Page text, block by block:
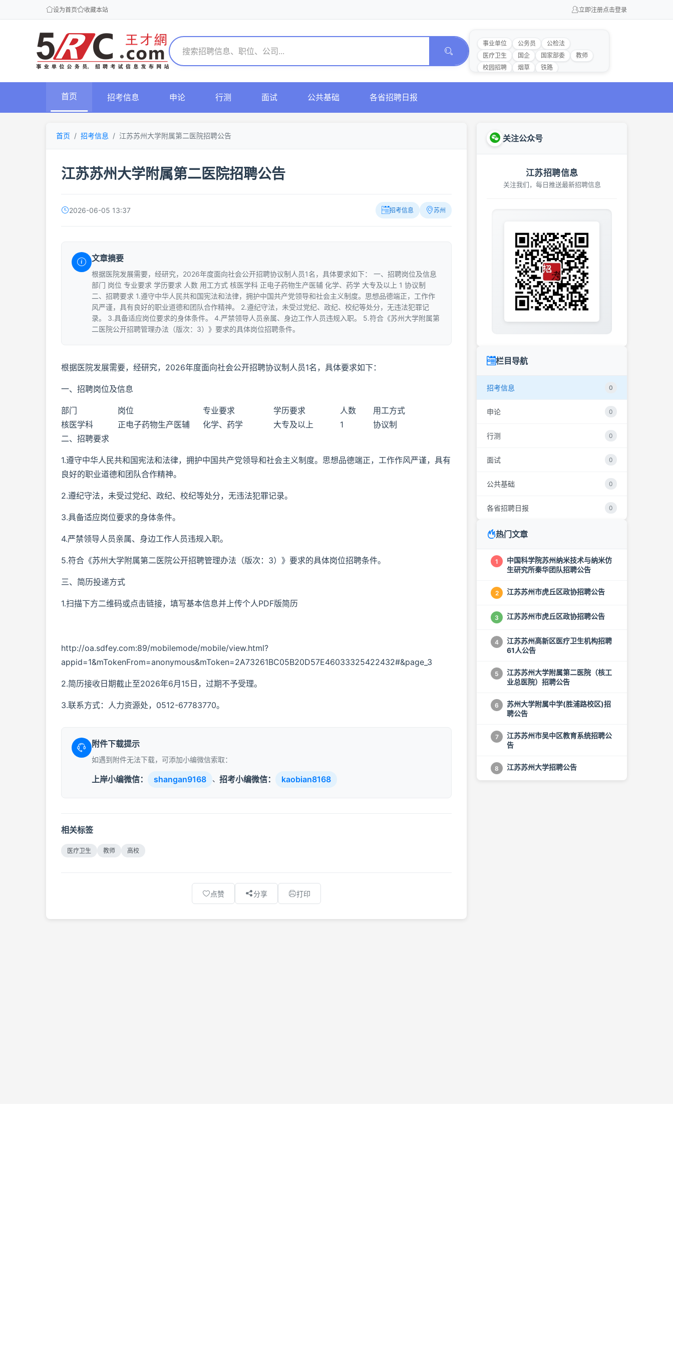
设为首页 收藏本站 立即注册点击登录
事业单位 公务员
公检法
医疗卫生
国企 国家部委
教师
校园招聘
烟草 铁路
首页 招考信息 申论 行测 面试 公共基础 各省招聘日报
首页 招考信息 江苏苏州大学附属第二医院招聘公告
江苏苏州大学附属第二医院招聘公告
2026-06-05 13:37 招考信息 苏州
文章摘要
根据医院发展需要，经研究，2026年度面向社会公开招聘协议制人员1名，具体要求如下： 一、招聘岗位及信息
部门 岗位 专业要求 学历要求 人数 用工方式 核医学科 正电子药物生产医辅 化学、药学 大专及以上 1 协议制
二、招聘要求 1.遵守中华人民共和国宪法和法律，拥护中国共产党领导和社会主义制度。思想品德端正，工作作
风严谨，具有良好的职业道德和团队合作精神。 2.遵纪守法，未受过党纪、政纪、校纪等处分，无违法犯罪记
录。 3.具备适应岗位要求的身体条件。 4.严禁领导人员亲属、身边工作人员违规入职。 5.符合《苏州大学附属第
二医院公开招聘管理办法（版次：3）》要求的具体岗位招聘条件。
根据医院发展需要，经研究，2026年度面向社会公开招聘协议制人员1名，具体要求如下：
一、招聘岗位及信息
部门 岗位 专业要求 学历要求 人数
用工方式
核医学科
正电子药物生产医辅 化学、药学 大专及以上 1
协议制
二、招聘要求
1.遵守中华人民共和国宪法和法律，拥护中国共产党领导和社会主义制度。思想品德端正，工作作风严谨，具有
良好的职业道德和团队合作精神。
2.遵纪守法，未受过党纪、政纪、校纪等处分，无违法犯罪记录。
3.具备适应岗位要求的身体条件。
4.严禁领导人员亲属、身边工作人员违规入职。
5.符合《苏州大学附属第二医院公开招聘管理办法（版次：3）》要求的具体岗位招聘条件。
三、简历投递方式
1.扫描下方二维码或点击链接，填写基本信息并上传个人PDF版简历
http://oa.sdfey.com:89/mobilemode/mobile/view.html?
appid=1&mTokenFrom=anonymous&mToken=2A73261BC05B20D57E46033325422432#&page_3
2.简历接收日期截止至2026年6月15日，过期不予受理。
3.联系方式：人力资源处，0512-67783770。
附件下载提示
如遇到附件无法下载，可添加小编微信索取：
上岸小编微信： shangan9168 、 招考小编微信： kaobian8168
相关标签
医疗卫生 教师 高校
点赞 分享 打印
关注公众号
江苏招聘信息
关注我们，每日推送最新招聘信息
栏目导航
招考信息 0
申论 0
行测 0
面试 0
公共基础 0
各省招聘日报 0
热门文章
1
中国科学院苏州纳米技术与纳米仿
生研究所秦华团队招聘公告
2 江苏苏州市虎丘区政协招聘公告
3 江苏苏州市虎丘区政协招聘公告
4
江苏苏州高新区医疗卫生机构招聘
61人公告
5
江苏苏州大学附属第二医院（核工
业总医院）招聘公告
6
苏州大学附属中学(胜浦路校区)招
聘公告
7
江苏苏州市吴中区教育系统招聘公
告
8 江苏苏州大学招聘公告